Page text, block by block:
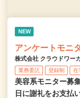
NEW
アンケートモニ
株式会社 クラウドワー
業務委託 登録制 在
美容系モニター募
日に謝礼をお支払